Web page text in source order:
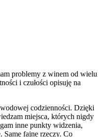
problemy z winem od wielu
i czułości opisuję na
codzienności. Dzięki
miejsca, których nigdy
inne punkty widzenia,
Same fajne rzeczy. Co